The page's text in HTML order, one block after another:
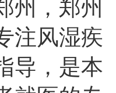
州，郑州
注风湿疾
导，是本